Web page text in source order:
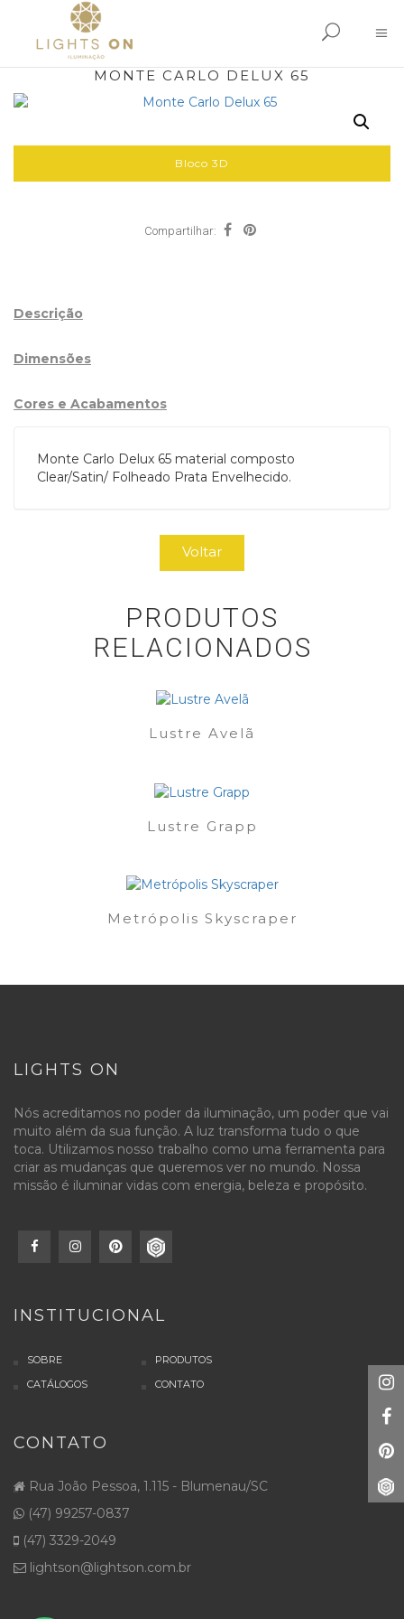
MONTE CARLO DELUX 65
Bloco 3D
Compartilhar:
Descrição
Dimensões
Cores e Acabamentos
Monte Carlo Delux 65 material composto
Clear/Satin/ Folheado Prata Envelhecido.
Voltar
PRODUTOS
RELACIONADOS
Lustre Avelã
Lustre Grapp
Metrópolis Skyscraper
LIGHTS ON
Nós acreditamos no poder da iluminação, um poder que vai
muito além da sua função. A luz transforma tudo o que
toca. Utilizamos nosso trabalho como uma ferramenta para
criar as mudanças que queremos ver no mundo. Nossa
missão é iluminar vidas com energia, beleza e propósito.
INSTITUCIONAL
SOBRE
PRODUTOS
CATÁLOGOS
CONTATO
CONTATO
Rua João Pessoa, 1.115 - Blumenau/SC
(47) 99257-0837
(47) 3329-2049
lightson@lightson.com.br